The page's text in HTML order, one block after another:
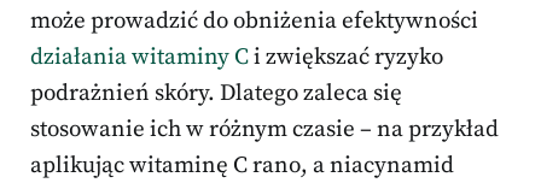
może prowadzić do obniżenia efektywności
działania witaminy Ci zwiększać ryzyko
podrażnień skóry. Dlatego zaleca się
stosowanie ich w różnym czasie – na przykład
aplikując witaminę C rano, a niacynamid